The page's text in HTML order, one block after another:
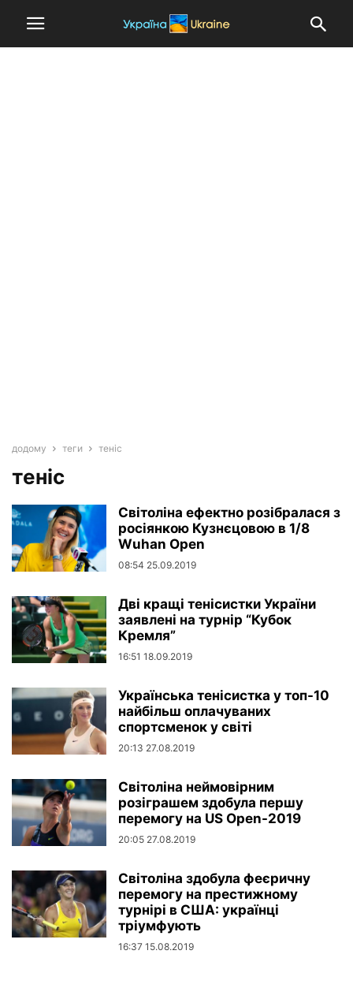
додому теги теніс
теніс
Світоліна ефектно розібралася з
росіянкою Кузнєцовою в 1/8
Wuhan Open
08:54 25.09.2019
Дві кращі тенісистки України
заявлені на турнір “Кубок
Кремля”
16:51 18.09.2019
Українська тенісистка у топ-10
найбільш оплачуваних
спортсменок у світі
20:13 27.08.2019
Світоліна неймовірним
розіграшем здобула першу
перемогу на US Open-2019
20:05 27.08.2019
Світоліна здобула феєричну
перемогу на престижному
турнірі в США: українці
тріумфують
16:37 15.08.2019